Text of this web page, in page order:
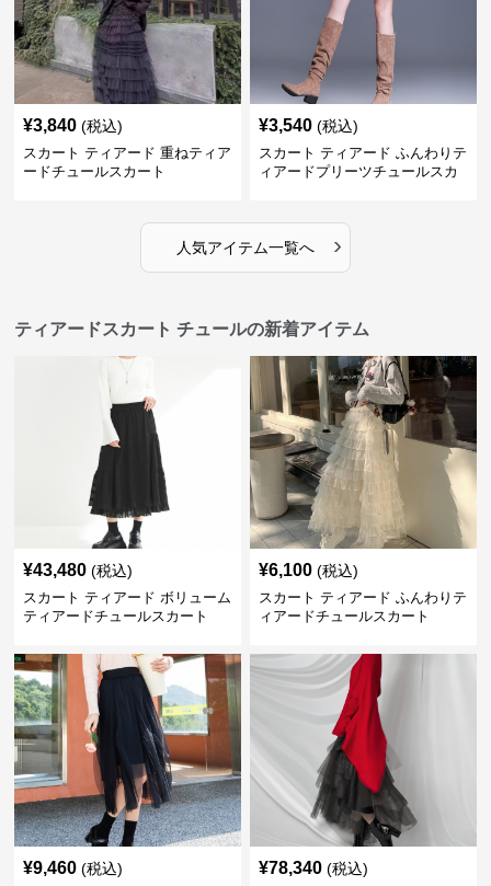
¥3,840 (税込)
スカート ティアード 重ねティア
ードチュールスカート
¥3,540 (税込)
スカート ティアード ふんわりテ
ィアードプリーツチュールスカ
人気アイテム一覧へ ›
ティアードスカート チュールの新着アイテム
¥43,480 (税込)
スカート ティアード ボリューム
ティアードチュールスカート
¥6,100 (税込)
スカート ティアード ふんわりテ
ィアードチュールスカート
¥9,460 (税込) ¥78,340 (税込)